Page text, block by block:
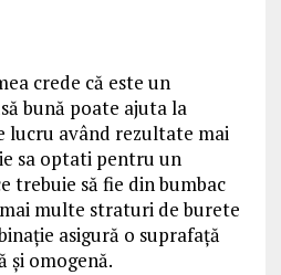
crede că este un
bună poate ajuta la
lucru având rezultate mai
sa optati pentru un
trebuie să fie din bumbac
multe straturi de burete
asigură o suprafaţă
şi omogenă.